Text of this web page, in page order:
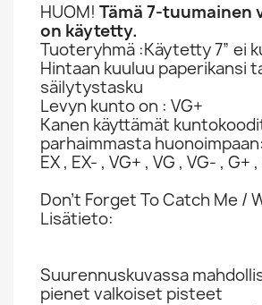
HUOM! Tämä 7-tuumainen
on käytetty.
Tuoteryhmä :Käytetty 7” ei
Hintaan kuuluu paperikansi
säilytystasku
Levyn kunto on : VG+
Kanen käyttämät
parhaimmasta huonoimpaan:
EX , EX- , VG+ , VG , VG- , G+
Don't Forget To Catch Me /
Lisätieto:
Suurennuskuvassa
pienet valkoiset pisteet